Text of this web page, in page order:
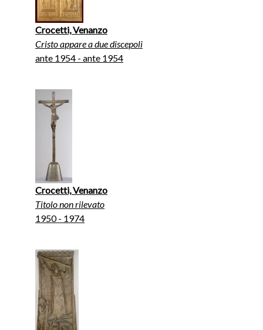
Crocetti, Venanzo
Cristo appare a due discepoli
ante 1954 - ante 1954
Crocetti, Venanzo
Titolo non rilevato
1950 - 1974